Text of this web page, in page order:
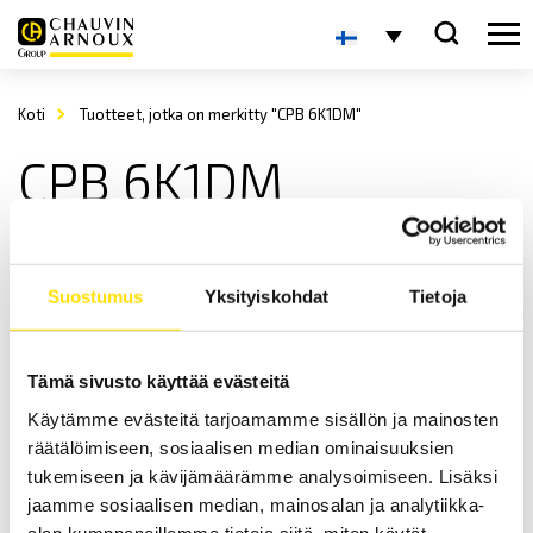
Suostumus Yksityiskohdat Tietoja
Tämä sivusto käyttää evästeitä
Käytämme evästeitä tarjoamamme sisällön ja mainosten
räätälöimiseen, sosiaalisen median ominaisuuksien
tukemiseen ja kävijämäärämme analysoimiseen. Lisäksi
jaamme sosiaalisen median, mainosalan ja analytiikka-
Koti Tuotteet, jotka on merkitty "CPB 6K1DM"
CPB 6K1DM
KERN CPB Laskentavaaka
moniin eri sovelluksiin. Maksimaalinen kapasiteetti jopa 30 kg.